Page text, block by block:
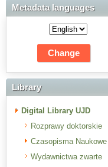
Metadata languages
Library
Digital Library UJD
Rozprawy doktorskie
Czasopisma Naukowe
Wydawnictwa zwarte